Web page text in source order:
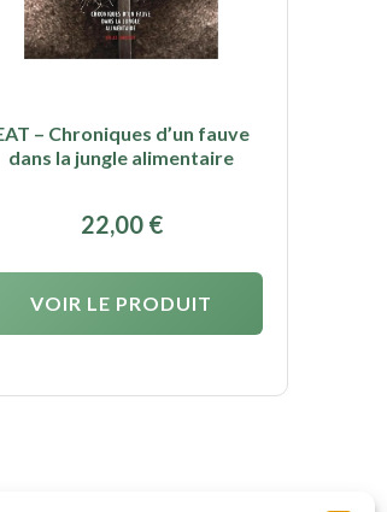
– Chroniques d’un fauve
dans la jungle alimentaire
22,00 €
VOIR LE PRODUIT